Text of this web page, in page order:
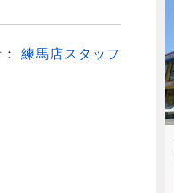
練馬店スタッフ